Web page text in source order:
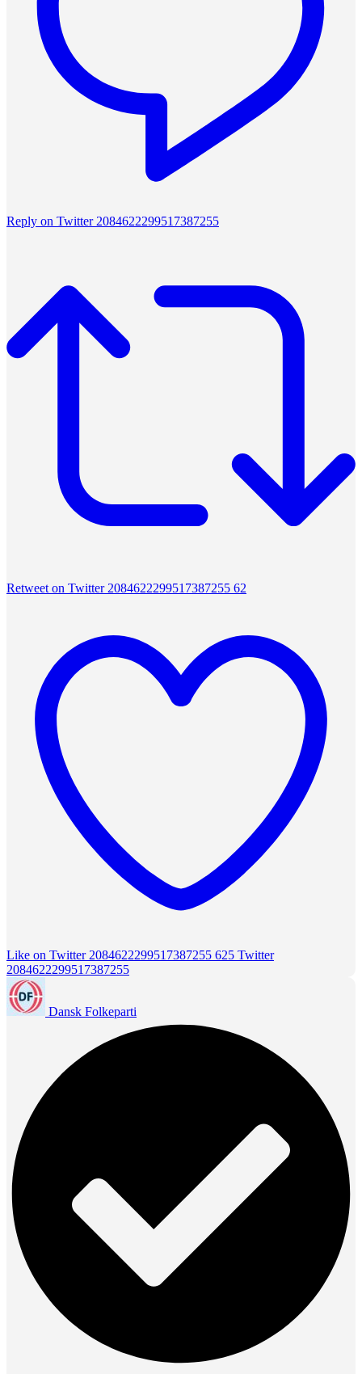
Reply on Twitter 2084622299517387255
Retweet on Twitter 2084622299517387255 62
Like on Twitter 2084622299517387255 625 Twitter
2084622299517387255
Dansk Folkeparti